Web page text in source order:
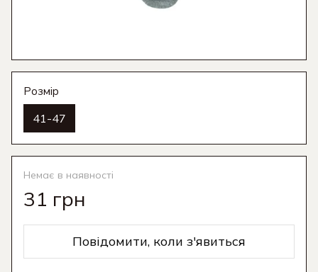
Розмір
41-47
Немає в наявності
31 грн
Повідомити, коли з'явиться